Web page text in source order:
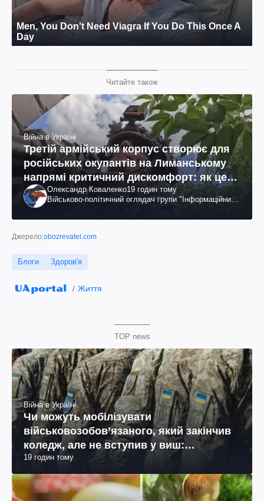
Читайте також
Війна в Україні
Третій армійський корпус створює для
російських окупантів на Лиманському
напрямі критичний дискомфорт: як це
вдалосяОлександр Коваленко19 годин тому
Військово-політичний оглядач групи "Інформаційний
Джерело:obozrevatel.com
Блоги Здоров'я
Життя
TOP news
Війна в Україні
Чи можуть мобілізувати
військовозобов’язаного, який закінчив
коледж, але не вступив у виш:
пояснення юриста
19 годин тому